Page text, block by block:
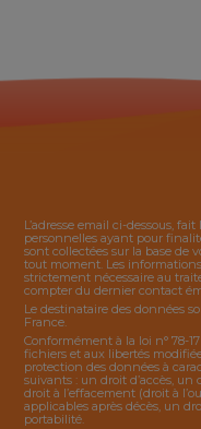
L’adresse email ci-dessous,
personnelles ayant pour
sont collectées sur la base de
tout moment. Les
strictement nécessaire au
compter du dernier contact
Le destinataire des données
France.
Conformément à la loi n° 78-
fichiers et aux libertés
protection des données à
suivants : un droit d’accès,
droit à l’effacement (droit à
applicables après décès, un
portabilité.